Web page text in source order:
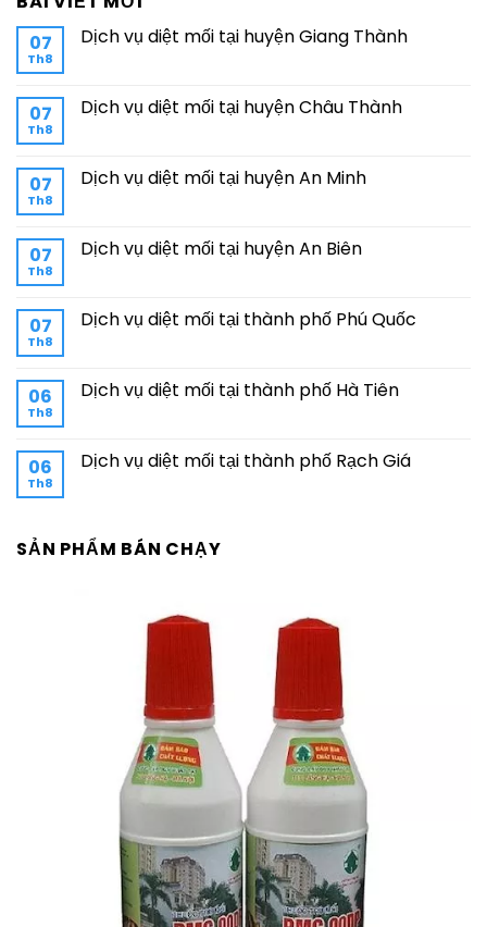
07
Th8
Dịch vụ diệt mối tại huyện Giang Thành
07
Th8
Dịch vụ diệt mối tại huyện Châu Thành
07
Th8
Dịch vụ diệt mối tại huyện An Minh
07
Th8
Dịch vụ diệt mối tại huyện An Biên
07
Th8
Dịch vụ diệt mối tại thành phố Phú Quốc
06
Th8
Dịch vụ diệt mối tại thành phố Hà Tiên
06
Th8
Dịch vụ diệt mối tại thành phố Rạch Giá
SẢN PHẨM BÁN CHẠY